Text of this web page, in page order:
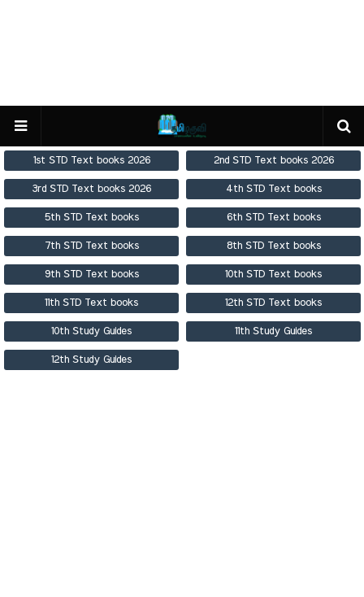
1st STD Text books 2026 2nd STD Text books 2026
3rd STD Text books 2026 4th STD Text books
5th STD Text books 6th STD Text books
7th STD Text books 8th STD Text books
9th STD Text books 10th STD Text books
11th STD Text books 12th STD Text books
10th Study Guides 11th Study Guides
12th Study Guides